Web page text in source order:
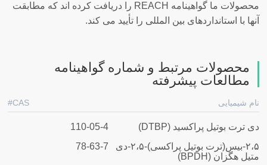
محصولات ما گواهینامه REACH را دریافت کرده اند که مطابقت
آنها با استانداردهای بین المللی را تأیید می کند.
محصولات مرتبط و شماره گواهینامه
مطالعات پیشرفته
نام شیمیایی CAS#
دی ترت بوتیل پراکسید (DTBP)
110-05-4
۲،۵-بیس(ترت بوتیل پراکسی)-۲،۵-دی
متیل هگزان (BPDH)
78-63-7